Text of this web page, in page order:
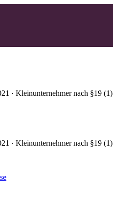
· Kleinunternehmer nach §19
· Kleinunternehmer nach §19